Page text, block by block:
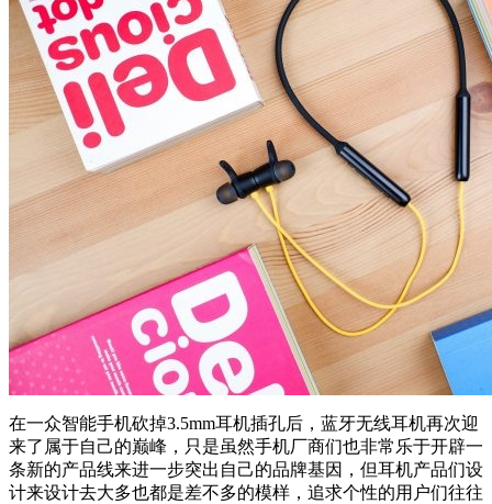
在一众智能手机砍掉3.5mm耳机插孔后，蓝牙无线耳机再次迎
来了属于自己的巅峰，只是虽然手机厂商们也非常乐于开辟一
条新的产品线来进一步突出自己的品牌基因，但耳机产品们设
计来设计去大多也都是差不多的模样，追求个性的用户们往往